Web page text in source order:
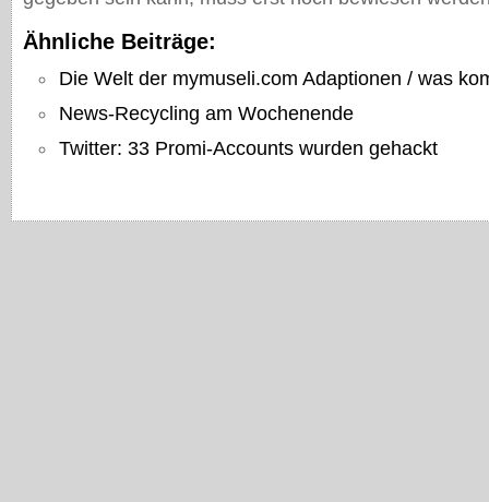
Ähnliche Beiträge:
Die Welt der mymuseli.com Adaptionen / was
News-Recycling am Wochenende
Twitter: 33 Promi-Accounts wurden gehackt